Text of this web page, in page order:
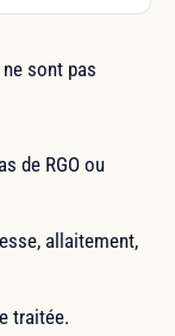
sont pas
de RGO ou
allaitement,
traitée.